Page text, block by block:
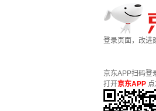
登录页面，改进
京东APP扫码登
打开京东APP